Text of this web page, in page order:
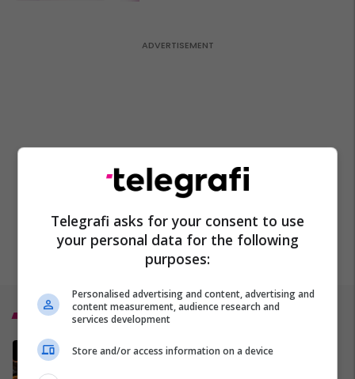
Top 5
LUFTA MINUTË PAS MINUTE -
Telegrafi asks for your consent to use
your personal data for the following
purposes:
Personalised advertising and content, advertising and
content measurement, audience research and
services development
Store and/or access information on a device